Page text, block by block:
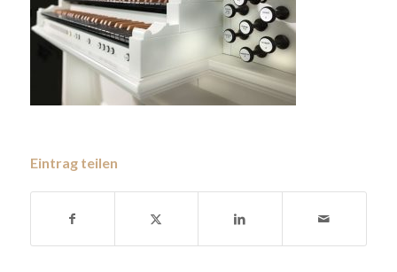
Eintrag teilen